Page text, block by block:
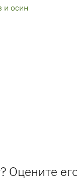
и осин
Оцените